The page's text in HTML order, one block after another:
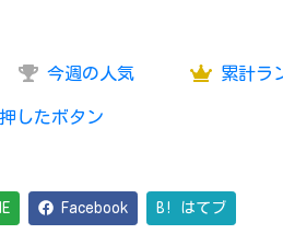
今週の人気 累計ラ
押したボタン
Facebook B! はてブ